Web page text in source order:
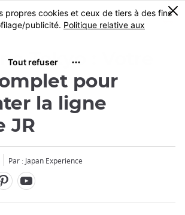
0
Tokyo : Votre
pour
la ligne
JR
Par : Japan Experience